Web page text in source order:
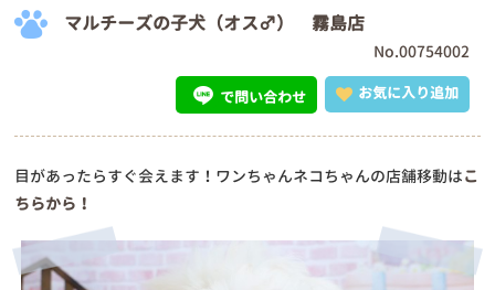
マルチーズの子犬（オス♂） 霧島店
No.00754002
お気に入り追加
で問い合わせ
目があったらすぐ会えます！ワンちゃんネコちゃんの店舗移動はこ
ちらから！